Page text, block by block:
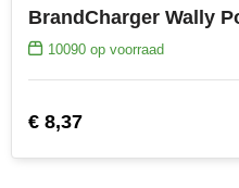
BrandCharger Wally
10090op voorraad
€ 8,37